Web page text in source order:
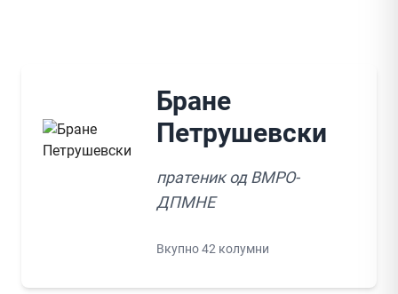
Бране
Петрушевски
пратеник од ВМРО-
ДПМНЕ
Вкупно 42 колумни